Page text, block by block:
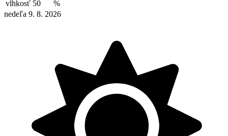
vlhkosť 50
%
nedeľa 9. 8. 2026